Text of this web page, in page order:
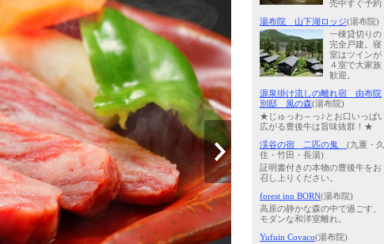
売中すぐ予約
湯布院 山下湖ロッジ(湯布院)
一棟貸切りの
完全戸建。寝
室はツインが
４室で大家族
歓迎。
源泉掛け流しの離れ宿 由布院
別邸 風の森(湯布院)
★じゅっわ～っ♪とお口いっぱ
広がる豊後牛は旨味抜群！★
渓谷の宿 二匹の鬼 (九重・久
住・竹田・長湯)
証明書付きの本物の豊後牛をお
召し上りください。
forest inn BORN(湯布院)
高原の静かな森の中で過ごす、
モダンな和洋室離れ。
Yufuin Covaco(湯布院)